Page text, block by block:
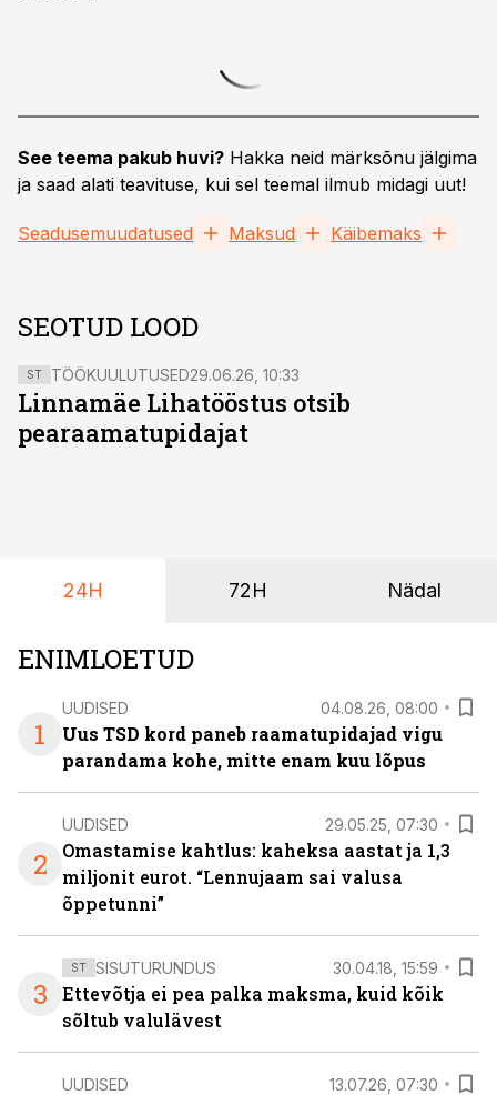
See teema pakub huvi? Hakka neid märksõnu jälgima
ja saad alati teavituse, kui sel teemal ilmub midagi uut!
Seadusemuudatused Maksud Käibemaks
SEOTUD LOOD
ST TÖÖKUULUTUSED29.06.26, 10:33
Linnamäe Lihatööstus otsib
pearaamatupidajat
24H 72H Nädal
ENIMLOETUD
1
UUDISED 04.08.26, 08:00
Uus TSD kord paneb raamatupidajad vigu
parandama kohe, mitte enam kuu lõpus
2
UUDISED 29.05.25, 07:30
Omastamise kahtlus: kaheksa aastat ja 1,3
miljonit eurot. “Lennujaam sai valusa
õppetunni”
3
ST SISUTURUNDUS 30.04.18, 15:59
Ettevõtja ei pea palka maksma, kuid kõik
sõltub valulävest
UUDISED 13.07.26, 07:30